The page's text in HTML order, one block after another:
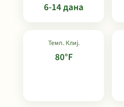
6-14 дана
Темп. Клиј.
80°F